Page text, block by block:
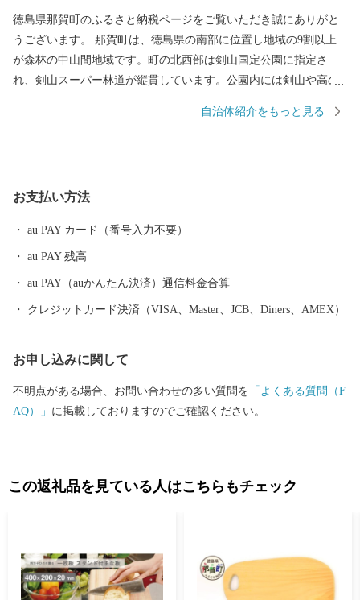
徳島県那賀町のふるさと納税ページをご覧いただき誠にありがと
うございます。 那賀町は、徳島県の南部に位置し地域の9割以上
が森林の中山間地域です。町の北西部は剣山国定公園に指定さ
れ、剣山スーパー林道が縦貫しています。公園内には剣山や高の
た、那賀川や坂州木頭川の清流が大釜の滝、大轟の滝などの瀑布
正月飾りに使われる万年青（おもと）や県内有数のお茶の産地で
もあります。 ふるさと納税をきっかけに一人でも多くの方に那賀
自治体紹介をもっと見る
お支払い方法
au PAY カード（番号入力不要）
au PAY 残高
au PAY（auかんたん決済）通信料金合算
クレジットカード決済（VISA、Master、JCB、Diners、AMEX）
お申し込みに関して
不明点がある場合、お問い合わせの多い質問を 「よくある質問（F
AQ）」 に掲載しておりますのでご確認ください。
この返礼品を見ている人はこちらもチェック